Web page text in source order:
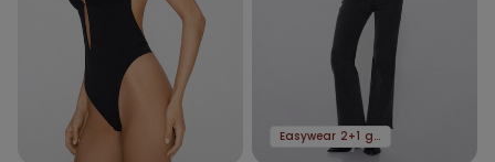
Easywear 2+1 gratis